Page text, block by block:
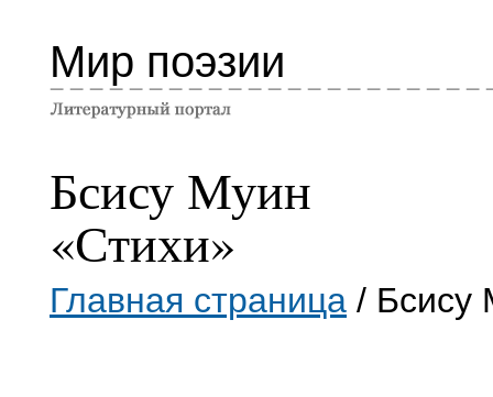
Мир поэзии
Бсису Муин
«Стихи»
Главная страница / Бсису